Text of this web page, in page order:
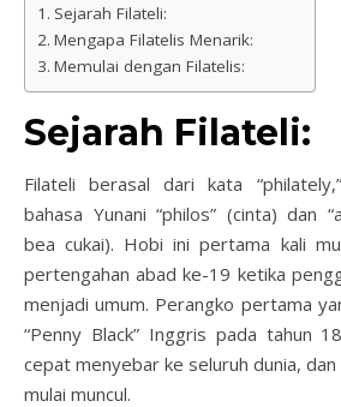
Sejarah Filateli:
Mengapa Filatelis Menarik:
Memulai dengan Filatelis:
Sejarah Filateli:
Filateli berasal dari kata
bahasa Yunani “philos” (cinta) dan
bea cukai). Hobi ini pertama kali
pertengahan abad ke-19 ketika
menjadi umum. Perangko pertama
“Penny Black” Inggris pada tahun
cepat menyebar ke seluruh dunia,
mulai muncul.